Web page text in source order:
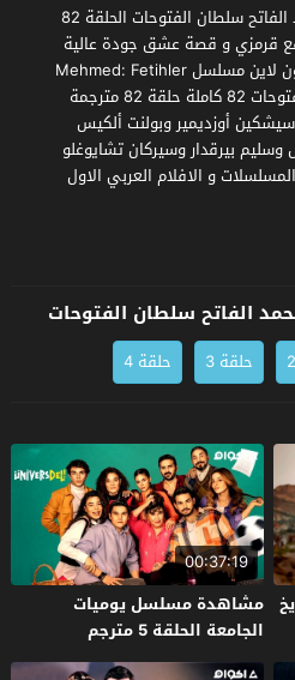
مشاهدة وتحميل مسلسل محمد الفاتح سلطان الفتوحات الحلقة 82
قرمزي و قصة عشق جودة عالية
بدون إعلانات مزعجة مشاهدة اون لاين مسلسل Mehmed: Fetihler
Sultanı محمد الفاتح سلطان الفتوحات 82 كاملة حلقة 82 مترجمة
أوزديمير وبولنت ألكيس
وسليم بيرقدار وسيركان تشايوغلو
و الافلام العربي الاول
الفاتح سلطان الفتوحات
حلقة 3 حلقة 4
00:37:19
مشاهدة مسلسل يوميات
الجامعة الحلقة 5 مترجم